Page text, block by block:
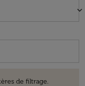
keyboard_arrow_down
de filtrage.